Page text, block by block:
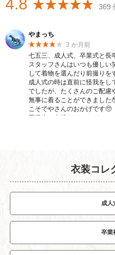
4.8 369
やまっち
3 か月前
七五三、成人式、卒業式と長
スタッフさんはいつも優し
して着物を選んだり前撮りを
成人式の時は直前に怪我をし
でしたが、たくさんのご配慮
無事に着ることができました
こそでやさんのおかげです🥺
同級生の友達もほとんどこそ
前撮りの時にレンタル振袖
頂くと言う、わがままも快く
もカジュアルな写真が撮って
衣装コレ
成人
卒業